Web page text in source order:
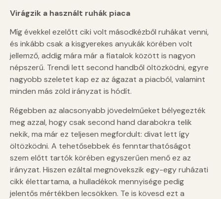
Virágzik a használt ruhák piaca
Míg évekkel ezelőtt ciki volt másodkézből ruhákat venni,
és inkább csak a kisgyerekes anyukák körében volt
jellemző, addig mára már a fiatalok között is nagyon
népszerű. Trendi lett second handből öltözködni, egyre
nagyobb szeletet kap ez az ágazat a piacból, valamint
minden más zöld irányzat is hódít.
Régebben az alacsonyabb jövedelműeket bélyegezték
meg azzal, hogy csak second hand darabokra telik
nekik, ma már ez teljesen megfordult: divat lett így
öltözködni. A tehetősebbek és fenntarthatóságot
szem előtt tartók körében egyszerűen menő ez az
irányzat. Hiszen ezáltal megnövekszik egy-egy ruházati
cikk élettartama, a hulladékok mennyisége pedig
jelentős mértékben lecsökken. Te is kövesd ezt a